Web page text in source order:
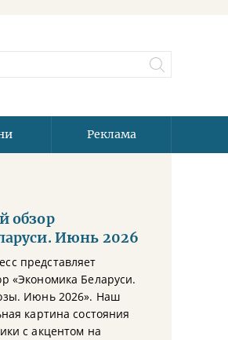
Реклама
обзор
Июнь 2026
представляет
«Экономика Беларуси.
Июнь 2026». Наш
картина состояния
с акцентом на